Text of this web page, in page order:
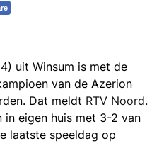
uit Winsum is met de
van de Azerion
Dat meldt RTV Noord.
in eigen huis met 3-2 van
laatste speeldag op